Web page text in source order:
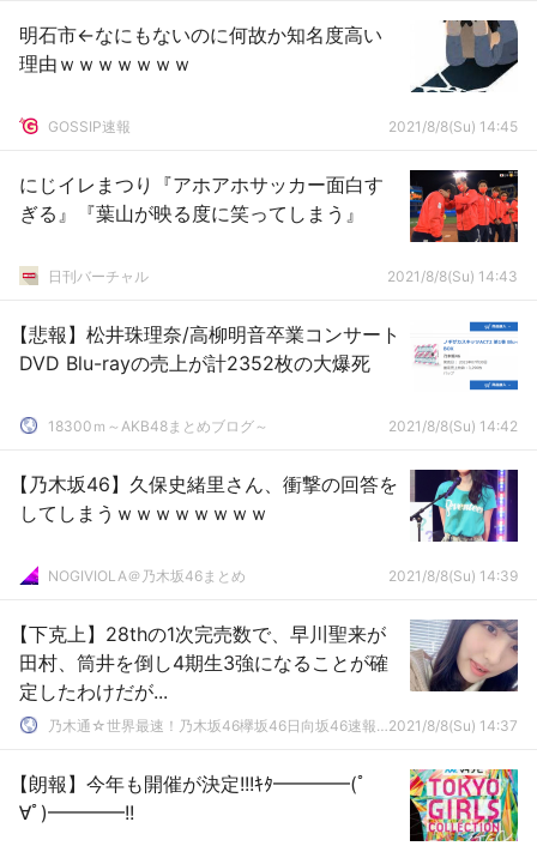
明石市←なにもないのに何故か知名度高い
理由ｗｗｗｗｗｗｗ
GOSSIP速報 2021/8/8(Su) 14:45
にじイレまつり『アホアホサッカー面白す
ぎる』『葉山が映る度に笑ってしまう』
日刊バーチャル 2021/8/8(Su) 14:43
【悲報】松井珠理奈/高柳明音卒業コンサート
DVD Blu-rayの売上が計2352枚の大爆死
18300ｍ～AKB48まとめブログ～ 2021/8/8(Su) 14:42
【乃木坂46】久保史緒里さん、衝撃の回答を
してしまうｗｗｗｗｗｗｗｗ
NOGIVIOLA＠乃木坂46まとめ 2021/8/8(Su) 14:39
【下克上】28thの1次完売数で、早川聖来が
田村、筒井を倒し4期生3強になることが確
定したわけだが...
乃木通☆世界最速！乃木坂46欅坂46日向坂46速報まとめ2021/8/8(Su) 14:37
【朗報】今年も開催が決定!!!ｷﾀ━━━━(ﾟ
∀ﾟ)━━━━!!